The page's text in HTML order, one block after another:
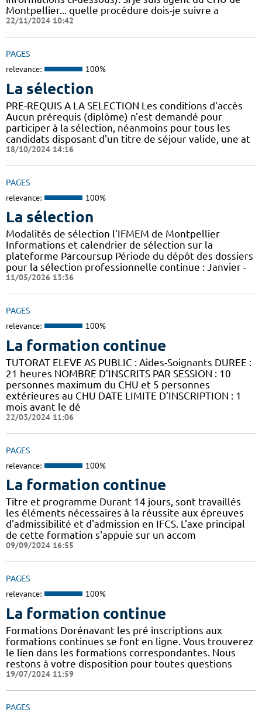
Montpellier... quelle procédure dois-je suivre a
22/11/2024 10:42
PAGES
relevance: 100%
La sélection
PRE-REQUIS A LA SELECTION Les conditions d'accès
Aucun prérequis (diplôme) n'est demandé pour
participer à la sélection, néanmoins pour tous les
candidats disposant d'un titre de séjour valide, une at
18/10/2024 14:16
PAGES
relevance: 100%
La sélection
Modalités de sélection l’IFMEM de Montpellier
Informations et calendrier de sélection sur la
plateforme Parcoursup Période du dépôt des dossiers
pour la sélection professionnelle continue : Janvier -
11/05/2026 13:36
PAGES
relevance: 100%
La formation continue
TUTORAT ELEVE AS PUBLIC : Aides-Soignants DUREE :
21 heures NOMBRE D’INSCRITS PAR SESSION : 10
personnes maximum du CHU et 5 personnes
extérieures au CHU DATE LIMITE D’INSCRIPTION : 1
mois avant le dé
22/03/2024 11:06
PAGES
relevance: 100%
La formation continue
Titre et programme Durant 14 jours, sont travaillés
les éléments nécessaires à la réussite aux épreuves
d'admissibilité et d'admission en IFCS. L'axe principal
de cette formation s'appuie sur un accom
09/09/2024 16:55
PAGES
relevance: 100%
La formation continue
Formations Dorénavant les pré inscriptions aux
formations continues se font en ligne. Vous trouverez
le lien dans les formations correspondantes. Nous
restons à votre disposition pour toutes questions
19/07/2024 11:59
PAGES